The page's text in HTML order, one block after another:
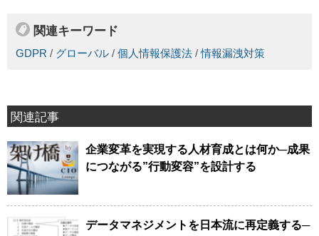
関連キーワード
GDPR / グローバル / 個人情報保護法 /情報漏洩対策
関連記事
企業変革を実現する人材育成とは何か─成果
につながる”行動変容”を設計する
データマネジメントを日本流に再定義する─